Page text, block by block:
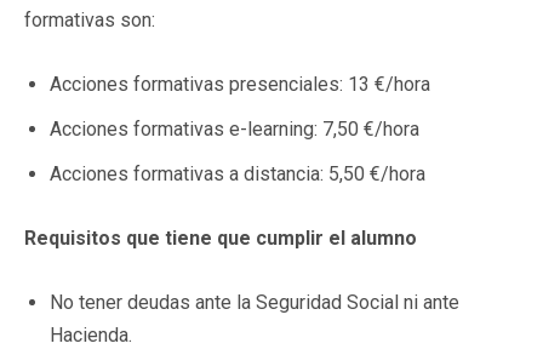
formativas son:
Acciones formativas presenciales: 13 €/hora
Acciones formativas e-learning: 7,50 €/hora
Acciones formativas a distancia: 5,50 €/hora
Requisitos que tiene que cumplir el alumno
No tener deudas ante la Seguridad Social ni ante
Hacienda.